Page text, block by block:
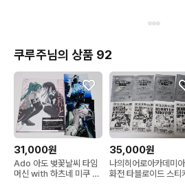
쿠루주님의 상품 92
31,000원
Ado 아도 벚꽃날씨 타임
머신 with 하츠네 미쿠 초
35,000원
나의히어로아카데미
화전 타블로이드 스티